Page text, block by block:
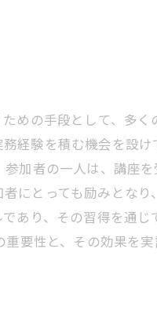
めの手段として、多く
経験を積む機会を設け
加者の一人は、講座
にとっても励みとな
あり、その習得を通じ
要性と、その効果を